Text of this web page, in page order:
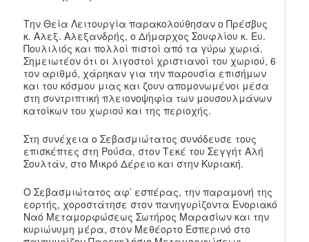
Την Θεία Λειτουργία παρακολούθησαν ο Πρέσβυς
κ. Αλεξ. Αλεξανδρής, ο Δήμαρχος Σουφλίου κ. Ευ.
Πουλιλιός και πολλοί πιστοί από τα γύρω χωριά.
Σημειωτέον ότι οι λιγοστοί χριστιανοί του χωριού, 6
τον αριθμό, χάρηκαν για την παρουσία επισήμων
και του κόσμου μιας και ζουν απομονωμένοι μέσα
στη συντριπτική πλειονοψηφία των μουσουλμάνων
κατοίκων του χωριού και της περιοχής.
Στη συνέχεια ο Σεβασμιώτατος συνόδευσε τους
επισκέπτες στη Ρούσα, στον Τεκέ του Σεγγήτ Αλή
Σουλτάν, στο Μικρό Δέρειο και στην Κυριακή.
Ο Σεβασμιώτατος αφ’ εσπέρας, την παραμονή της
εορτής, χοροστάτησε στον πανηγυρίζοντα Ενοριακό
Ναό Μεταμορφώσεως Σωτήρος Μαρασίων και την
κυριώνυμη μέρα, στον Μεθέορτο Εσπερινό στο